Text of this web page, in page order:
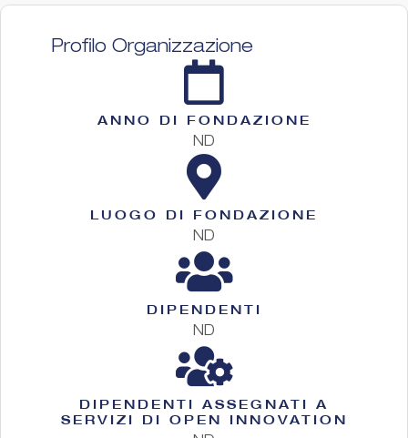
Profilo Organizzazione
ANNO DI FONDAZIONE
ND
LUOGO DI FONDAZIONE
ND
DIPENDENTI
ND
DIPENDENTI ASSEGNATI A
SERVIZI DI OPEN INNOVATION